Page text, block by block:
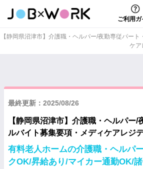
ご利用ガ
【静岡県沼津市】介護職・ヘルパー/夜勤専従パー
ケア
最終更新：2025/08/26
【静岡県沼津市】介護職・ヘルパー/
ルバイト募集要項・メディケアレジ
有料老人ホームの介護職・ヘルパ
クOK/昇給あり/マイカー通勤OK/